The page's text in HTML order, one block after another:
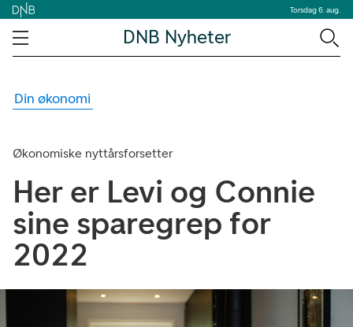
Torsdag 6. aug.
DNB Nyheter
Din økonomi
Økonomiske nyttårsforsetter
Her er Levi og Connie
sine sparegrep for
2022